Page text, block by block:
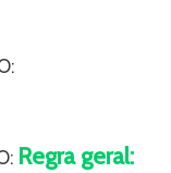
Regra geral: